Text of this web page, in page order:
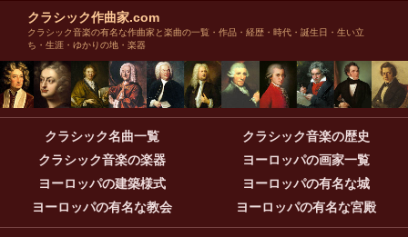
クラシック作曲家.com
クラシック音楽の有名な作曲家と楽曲の一覧・作品・経歴・時代・誕生日・生い立
ち・生涯・ゆかりの地・楽器
クラシック名曲一覧
クラシック音楽の歴史
クラシック音楽の楽器
ヨーロッパの画家一覧
ヨーロッパの建築様式
ヨーロッパの有名な城
ヨーロッパの有名な教会
ヨーロッパの有名な宮殿